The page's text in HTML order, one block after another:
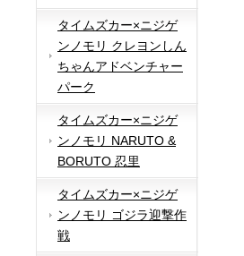
タイムズカー×ニジゲ
ンノモリ クレヨンしん
ちゃんアドベンチャー
パーク
タイムズカー×ニジゲ
ンノモリ NARUTO &
BORUTO 忍里
タイムズカー×ニジゲ
ンノモリ ゴジラ迎撃作
戦